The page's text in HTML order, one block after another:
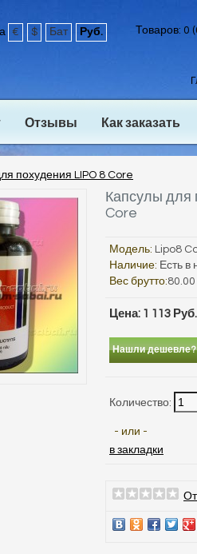
€ $ Бат
Руб.
Товаров: 0
Отзывы Как заказать
похудения LIPO 8 Core
Капсулы для
Core
Модель: Lipo8
Наличие: Есть в
Вес брутто:80.00
Цена: 1 113 Руб.
Нашли дешевле?
Количество:
- или -
в закладки